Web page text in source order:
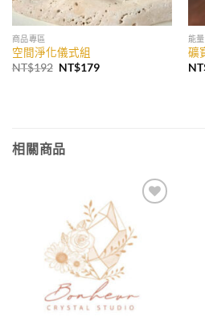
商品專區
空間淨化儀式組
NT$192 原
NT$179目
能
礦
相關商品